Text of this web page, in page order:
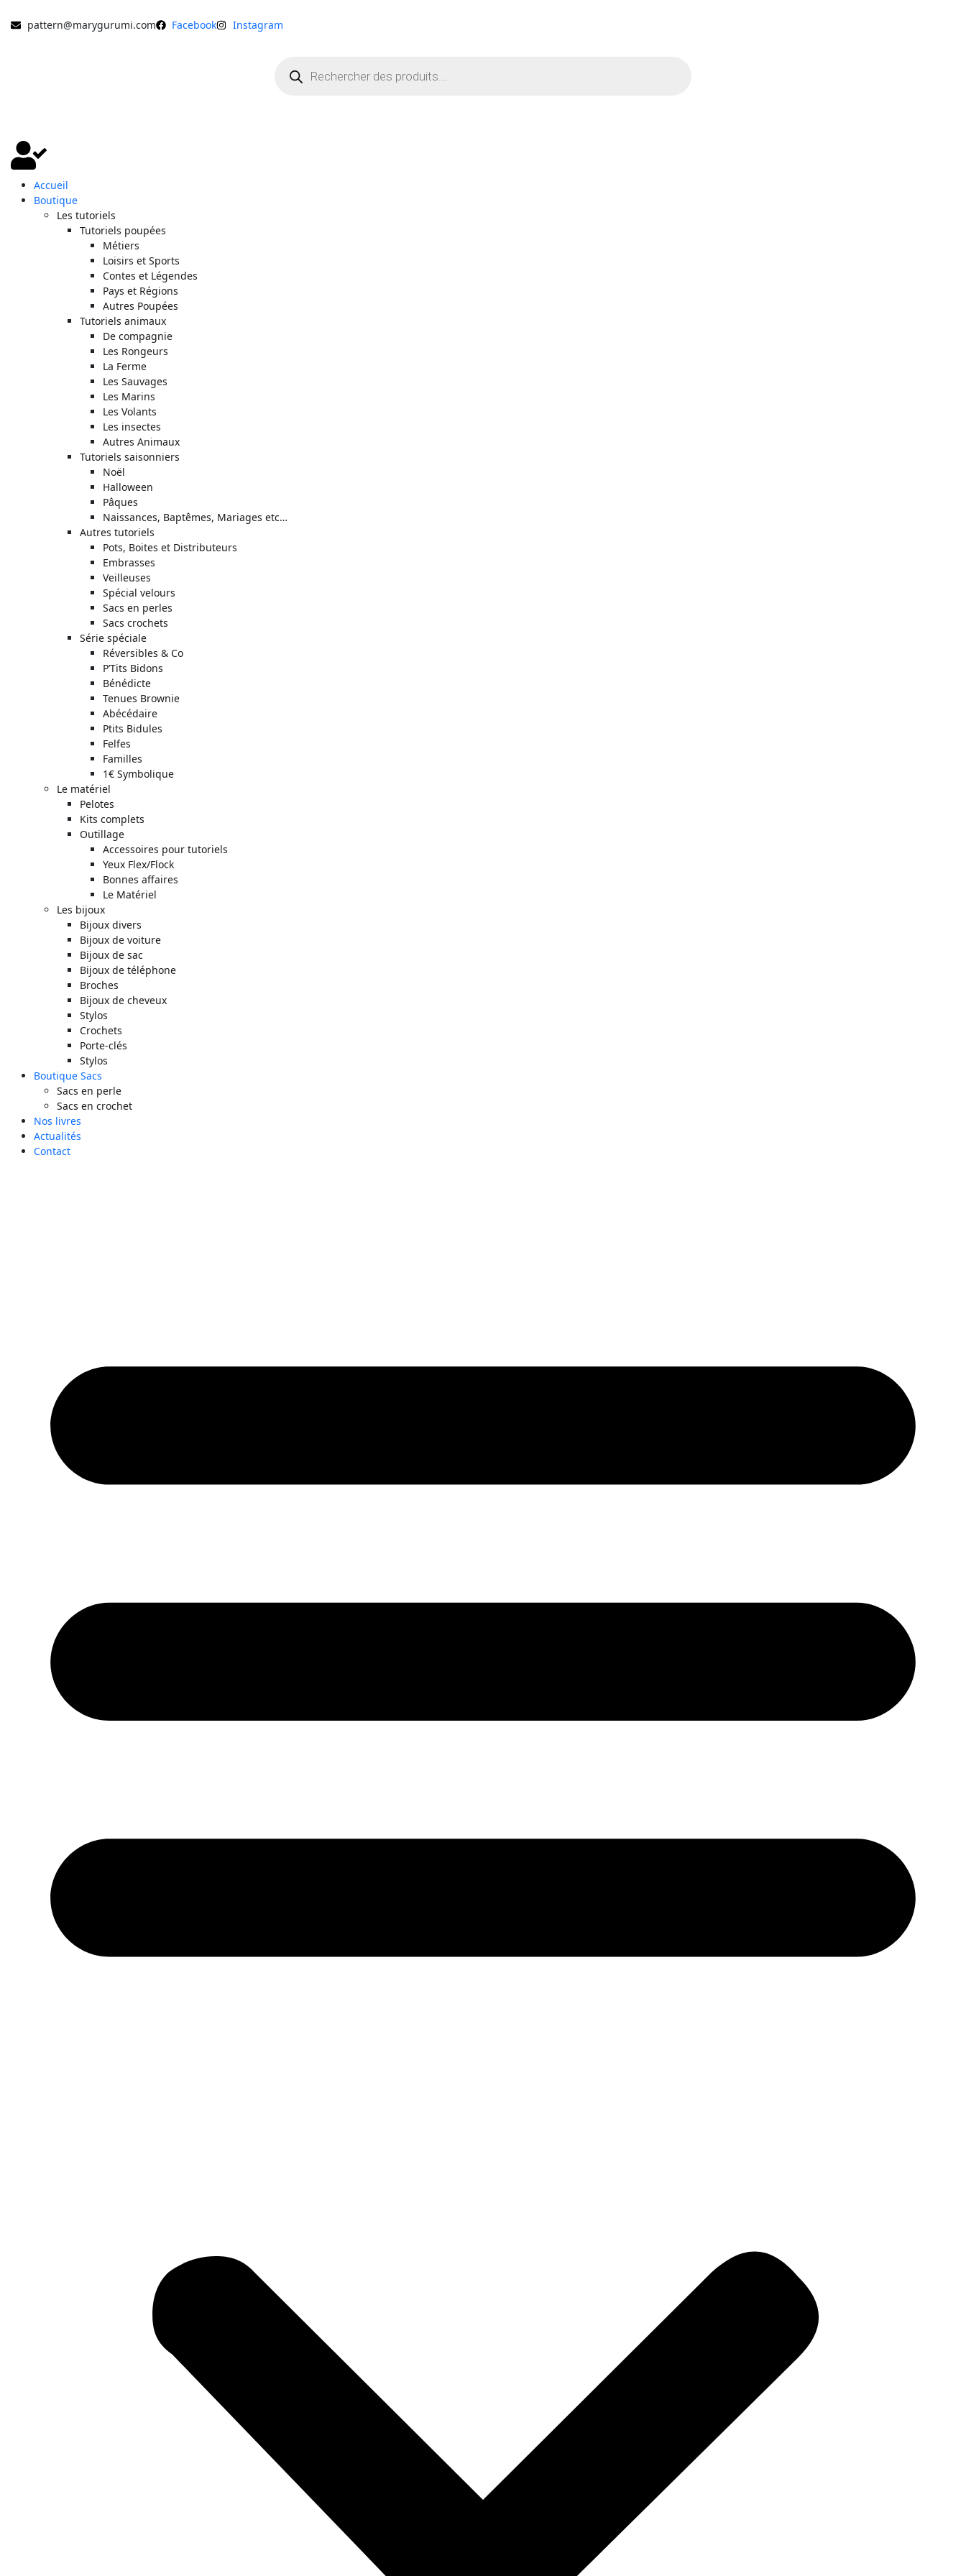
pattern@marygurumi.com Facebook Instagram
Accueil
Boutique
Les tutoriels
Tutoriels poupées
Métiers
Loisirs et Sports
Contes et Légendes
Pays et Régions
Autres Poupées
Tutoriels animaux
De compagnie
Les Rongeurs
La Ferme
Les Sauvages
Les Marins
Les Volants
Les insectes
Autres Animaux
Tutoriels saisonniers
Noël
Halloween
Pâques
Naissances, Baptêmes, Mariages etc…
Autres tutoriels
Pots, Boites et Distributeurs
Embrasses
Veilleuses
Spécial velours
Sacs en perles
Sacs crochets
Série spéciale
Réversibles & Co
P’Tits Bidons
Bénédicte
Tenues Brownie
Abécédaire
Ptits Bidules
Felfes
Familles
1€ Symbolique
Le matériel
Pelotes
Kits complets
Outillage
Accessoires pour tutoriels
Yeux Flex/Flock
Bonnes affaires
Le Matériel
Les bijoux
Bijoux divers
Bijoux de voiture
Bijoux de sac
Bijoux de téléphone
Broches
Bijoux de cheveux
Stylos
Crochets
Porte-clés
Stylos
Boutique Sacs
Sacs en perle
Sacs en crochet
Nos livres
Actualités
Contact